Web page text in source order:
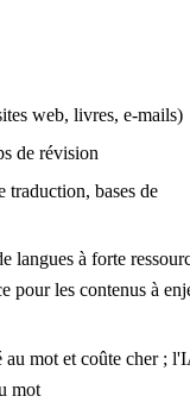
web, livres, e-mails)
de révision
bases de
langues à forte
pour les contenus à
mot et coûte cher ;
mot